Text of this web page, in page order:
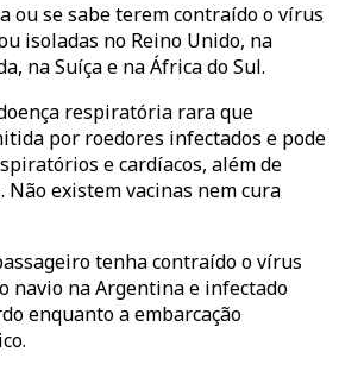
ou se sabe terem contraído o vírus
isoladas no Reino Unido, na
na Suíça e na África do Sul.
respiratória rara que
por roedores infectados e pode
e cardíacos, além de
existem vacinas nem cura
tenha contraído o vírus
navio na Argentina e infectado
enquanto a embarcação